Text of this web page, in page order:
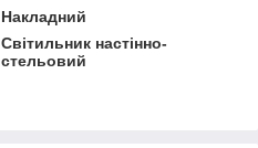
Накладний
Світильник настінно-
стельовий